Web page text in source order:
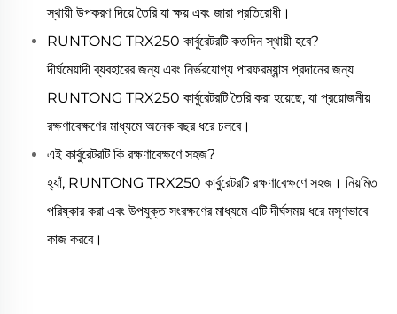
স্থায়ী উপকরণ দিয়ে তৈরি যা ক্ষয় এবং জারা প্রতিরোধী।
RUNTONG TRX250 কার্বুরেটরটি কতদিন স্থায়ী হবে?
দীর্ঘমেয়াদী ব্যবহারের জন্য এবং নির্ভরযোগ্য পারফরম্যান্স প্রদানের জন্য
RUNTONG TRX250 কার্বুরেটরটি তৈরি করা হয়েছে, যা প্রয়োজনীয়
রক্ষণাবেক্ষণের মাধ্যমে অনেক বছর ধরে চলবে।
এই কার্বুরেটরটি কি রক্ষণাবেক্ষণে সহজ?
হ্যাঁ, RUNTONG TRX250 কার্বুরেটরটি রক্ষণাবেক্ষণে সহজ। নিয়মিত
পরিষ্কার করা এবং উপযুক্ত সংরক্ষণের মাধ্যমে এটি দীর্ঘসময় ধরে মসৃণভাবে
কাজ করবে।